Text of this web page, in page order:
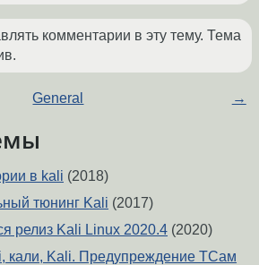
комментарии в эту тему. Тема
General →
в kali (2018)
тюнинг Kali (2017)
релиз Kali Linux 2020.4 (2020)
кали, Kali. Предупреждение ТСам